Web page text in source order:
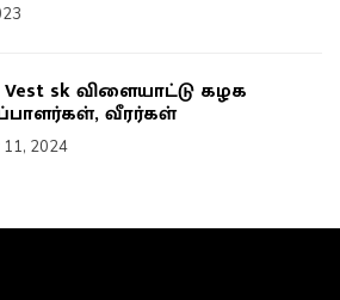
Vest sk விளையாட்டு கழக
வீரர்கள்
11, 2024